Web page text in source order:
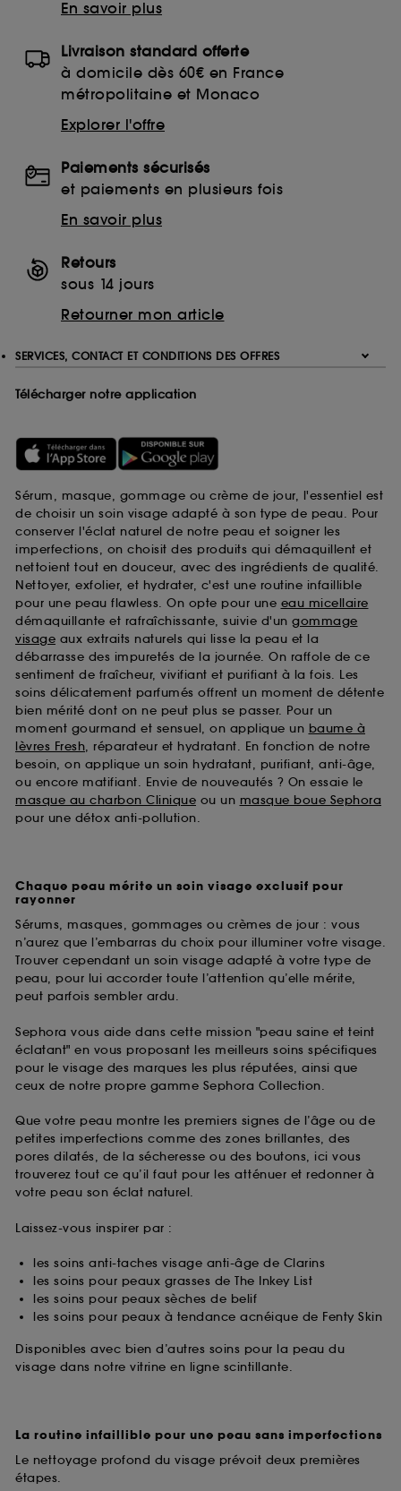
En savoir plus
Livraison standard offerte
à domicile dès 60€ en France
métropolitaine et Monaco
Explorer l'offre
Paiements sécurisés
et paiements en plusieurs fois
En savoir plus
Retours
sous 14 jours
Retourner mon article
SERVICES, CONTACT ET CONDITIONS DES OFFRES
Télécharger notre application
Sérum, masque, gommage ou crème de jour, l'essentiel est
de choisir un soin visage adapté à son type de peau. Pour
conserver l'éclat naturel de notre peau et soigner les
imperfections, on choisit des produits qui démaquillent et
nettoient tout en douceur, avec des ingrédients de qualité.
Nettoyer, exfolier, et hydrater, c'est une routine infaillible
pour une peau flawless. On opte pour une eau micellaire
démaquillante et rafraîchissante, suivie d'un gommage
visage aux extraits naturels qui lisse la peau et la
débarrasse des impuretés de la journée. On raffole de ce
sentiment de fraîcheur, vivifiant et purifiant à la fois. Les
soins délicatement parfumés offrent un moment de détente
bien mérité dont on ne peut plus se passer. Pour un
moment gourmand et sensuel, on applique un baume à
lèvres Fresh, réparateur et hydratant. En fonction de notre
besoin, on applique un soin hydratant, purifiant, anti-âge,
ou encore matifiant. Envie de nouveautés ? On essaie le
masque au charbon Clinique ou un masque boue Sephora
pour une détox anti-pollution.
Chaque peau mérite un soin visage exclusif pour
rayonner
Sérums, masques, gommages ou crèmes de jour : vous
n’aurez que l’embarras du choix pour illuminer votre visage.
Trouver cependant un soin visage adapté à votre type de
peau, pour lui accorder toute l’attention qu’elle mérite,
peut parfois sembler ardu.
Sephora vous aide dans cette mission "peau saine et teint
éclatant" en vous proposant les meilleurs soins spécifiques
pour le visage des marques les plus réputées, ainsi que
ceux de notre propre gamme Sephora Collection.
Que votre peau montre les premiers signes de l’âge ou de
petites imperfections comme des zones brillantes, des
pores dilatés, de la sécheresse ou des boutons, ici vous
trouverez tout ce qu’il faut pour les atténuer et redonner à
votre peau son éclat naturel.
Laissez-vous inspirer par :
les soins anti-taches visage anti-âge de Clarins
les soins pour peaux grasses de The Inkey List
les soins pour peaux sèches de belif
les soins pour peaux à tendance acnéique de Fenty Skin
Disponibles avec bien d’autres soins pour la peau du
visage dans notre vitrine en ligne scintillante.
La routine infaillible pour une peau sans imperfections
Le nettoyage profond du visage prévoit deux premières
étapes.